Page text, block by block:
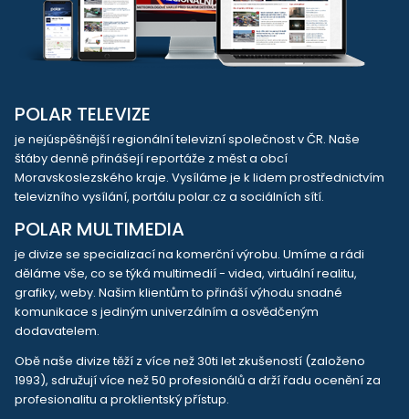
POLAR TELEVIZE
je nejúspěšnější regionální televizní společnost v ČR. Naše
štáby denně přinášejí reportáže z měst a obcí
Moravskoslezského kraje. Vysíláme je k lidem prostřednictvím
televizního vysílání, portálu polar.cz a sociálních sítí.
POLAR MULTIMEDIA
je divize se specializací na komerční výrobu. Umíme a rádi
děláme vše, co se týká multimedií - videa, virtuální realitu,
grafiky, weby. Našim klientům to přináší výhodu snadné
komunikace s jediným univerzálním a osvědčeným
dodavatelem.
Obě naše divize těží z více než 30ti let zkušeností (založeno
1993), sdružují více než 50 profesionálů a drží řadu ocenění za
profesionalitu a proklientský přístup.